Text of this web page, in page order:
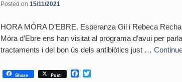
Posted on 15/11/2021
HORA MÓRA D’EBRE. Esperanza Gil i Rebeca
Móra d’Ebre ens han visitat al programa d’avui per
tractaments i del bon ús dels antibiòtics just …
Share Post
F